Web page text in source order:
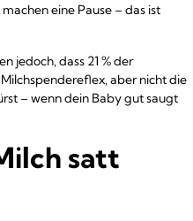
eine Pause – das ist
jedoch, dass 21 % der
aber nicht die
– wenn dein Baby gut saugt
satt